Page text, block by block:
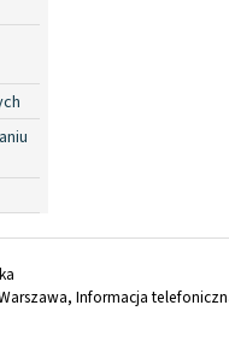
Informacja